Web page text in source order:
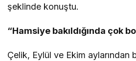
şeklinde konuştu.
“Hamsiye bakıldığında çok
Çelik, Eylül ve Ekim aylarından